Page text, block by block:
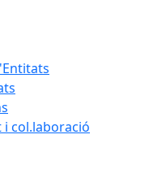
col.laboració